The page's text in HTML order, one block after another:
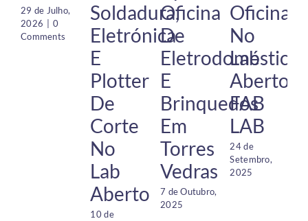
29 de Julho,
2026
0
Comments
Soldadura,
Eletrónica
E
Plotter
De
Corte
No
Lab
Aberto
10 de
Oficina
De
Eletrodomésticos
E
Brinquedos
Em
Torres
Vedras
7 de Outubro,
2025
Oficinas
No
Lab
Aberto
FAB
LAB
24 de
Setembro,
2025